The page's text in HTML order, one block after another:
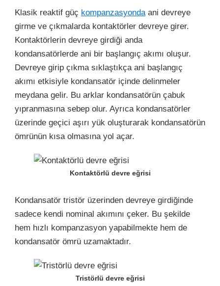
Klasik reaktif güç kompanzasyonda ani devreye
girme ve çıkmalarda kontaktörler devreye girer.
Kontaktörlerin devreye girdiği anda
kondansatörlerde ani bir başlangıç akımı oluşur.
Devreye girip çıkma sıklaştıkça ani başlangıç
akımı etkisiyle kondansatör içinde delinmeler
meydana gelir. Bu arklar kondansatörün çabuk
yıpranmasına sebep olur. Ayrıca kondansatörler
üzerinde geçici aşırı yük oluşturarak kondansatörün
ömrünün kısa olmasına yol açar.
Kontaktörlü devre eğrisi
Kondansatör tristör üzerinden devreye girdiğinde
sadece kendi nominal akımını çeker. Bu şekilde
hem hızlı kompanzasyon yapabilmekte hem de
kondansatör ömrü uzamaktadır.
Tristörlü devre eğrisi